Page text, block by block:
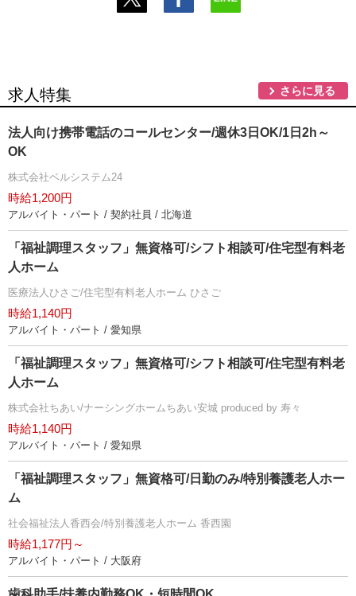
求人特集 さらに見る
法人向け携帯電話のコールセンター/週休3日OK/1日2h～
OK
株式会社ベルシステム24
時給1,200円
アルバイト・パート / 契約社員 / 北海道
「福祉調理スタッフ」無資格可/シフト相談可/住宅型有料老
人ホーム
医療法人ひさご/住宅型有料老人ホーム ひさご
時給1,140円
アルバイト・パート / 愛知県
「福祉調理スタッフ」無資格可/シフト相談可/住宅型有料老
人ホーム
株式会社ちあい/ナーシングホームちあい安城 produced by 寿々
時給1,140円
アルバイト・パート / 愛知県
「福祉調理スタッフ」無資格可/日勤のみ/特別養護老人ホー
ム
社会福祉法人香西会/特別養護老人ホーム 香西園
時給1,177円～
アルバイト・パート / 大阪府